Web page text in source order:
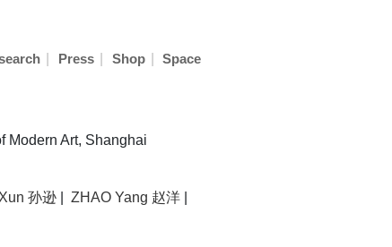
Press Shop Space
Modern Art, Shanghai
孙逊 ZHAO Yang 赵洋